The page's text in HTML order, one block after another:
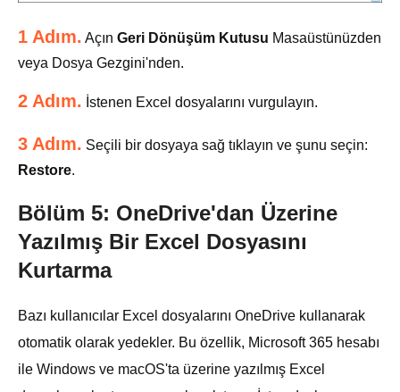
1 Adım. Açın Geri Dönüşüm Kutusu Masaüstünüzden
veya Dosya Gezgini'nden.
2 Adım. İstenen Excel dosyalarını vurgulayın.
3 Adım. Seçili bir dosyaya sağ tıklayın ve şunu seçin:
Restore.
Bölüm 5: OneDrive'dan Üzerine
Yazılmış Bir Excel Dosyasını
Kurtarma
Bazı kullanıcılar Excel dosyalarını OneDrive kullanarak
otomatik olarak yedekler. Bu özellik, Microsoft 365 hesabı
ile Windows ve macOS'ta üzerine yazılmış Excel